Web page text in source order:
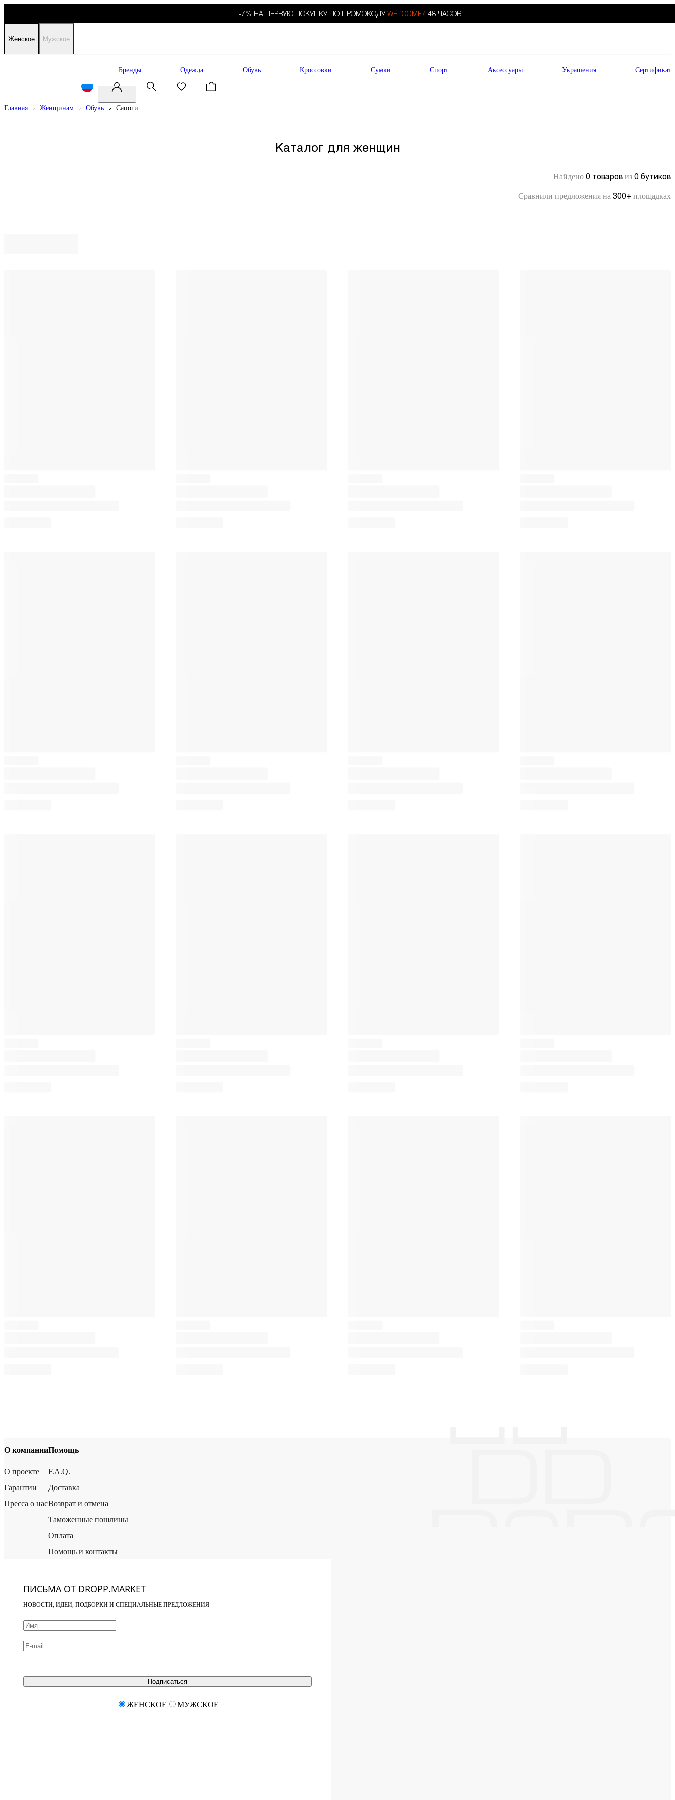
-7% НА ПЕРВУЮ ПОКУПКУ ПО ПРОМОКОДУ WELCOME7 48 ЧАСОВ
Женское Мужское
Бренды Одежда Обувь Кроссовки Сумки Спорт Аксессуары Украшения Сертификат
Главная Женщинам Обувь Сапоги
Каталог для женщин
Найдено 0 товаров из 0 бутиков
Сравнили предложения на 300+ площадках
О компании
О проекте
Гарантии
Пресса о нас
Помощь
F.A.Q.
Доставка
Возврат и отмена
Таможенные пошлины
Оплата
Помощь и контакты
ПИСЬМА ОТ DROPP.MARKET
НОВОСТИ, ИДЕИ, ПОДБОРКИ И СПЕЦИАЛЬНЫЕ ПРЕДЛОЖЕНИЯ
Подписаться
ЖЕНСКОЕ МУЖСКОЕ